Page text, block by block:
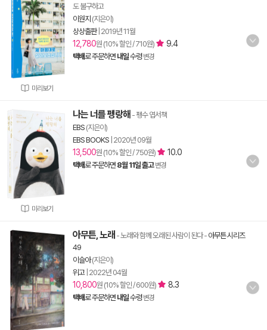
미리보기
도 불구하고
이원지 (지은이)
상상출판| 2019년 11월
12,780원 (10% 할인 / 710원) 9.4
택배로 주문하면 내일수령 변경
미리보기
나는 너를 펭랑해 - 펭수 엽서책
EBS (지은이)
EBS BOOKS 2020년 09월
13,500원 (10% 할인 / 750원) 10.0
택배로 주문하면 8월 11일 출고 변경
아무튼, 노래 - 노래와 함께 오래된 사람이 된다- 아무튼 시리즈
49
이슬아(지은이)
위고| 2022년 04월
10,800원 (10% 할인 / 600원) 8.3
택배로 주문하면 내일수령 변경